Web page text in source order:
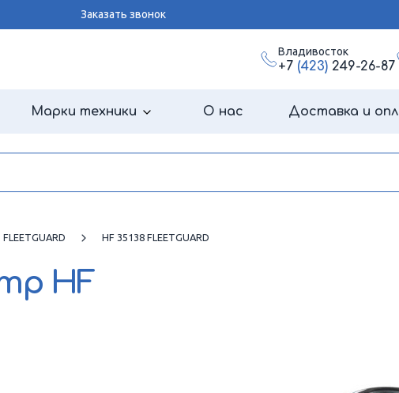
Заказать звонок
Владивосток
+7 (423)249-26-87
Марки техники О нас Доставка и
FLEETGUARD HF 35138 FLEETGUARD
HF